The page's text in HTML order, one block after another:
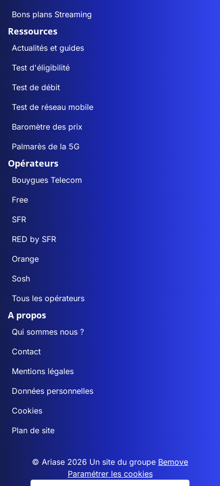
Bons plans Streaming
Ressources
Actualités et guides
Test d'éligibilité
Test de débit
Test de réseau mobile
Baromètre des prix
Palmarès de la 5G
Opérateurs
Bouygues Telecom
Free
SFR
RED by SFR
Orange
Sosh
Tous les opérateurs
A propos
Qui sommes nous ?
Contact
Mentions légales
Données personnelles
Cookies
Plan de site
© Ariase 2026 Un site du groupe Bemove
Paramétrer les cookies